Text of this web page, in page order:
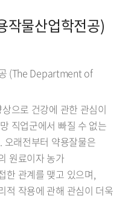
작물산업학전공)
(The Department of
으로 건강에 관한 관심이
직업군에서 빠질 수 없는
오래전부터 약용잘물은
원료이자 농가
한 관계를 맺고 있으며,
적 작용에 관해 관심이 더욱